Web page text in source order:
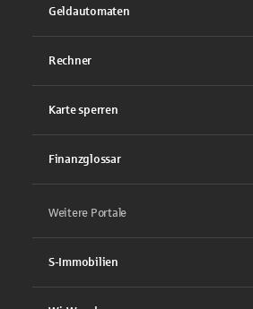
Geldautomaten
Rechner
Karte sperren
Finanzglossar
Weitere Portale
S-Immobilien